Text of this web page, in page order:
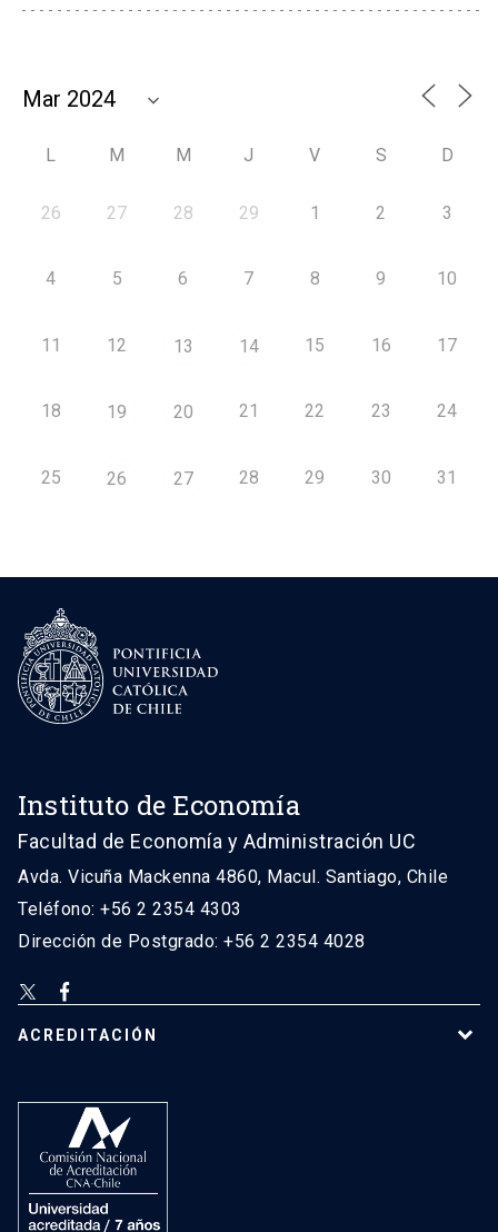
L M M J V S D
26 27 28 29 1 2 3
4 5 6 7 8 9 10
11 12 13 14 15 16 17
18 19 20 21 22 23 24
25 26 27 28 29 30 31
Instituto de Economía
Facultad de Economía y Administración UC
Avda. Vicuña Mackenna 4860, Macul. Santiago, Chile
Teléfono: +56 2 2354 4303
Dirección de Postgrado: +56 2 2354 4028
ACREDITACIÓN